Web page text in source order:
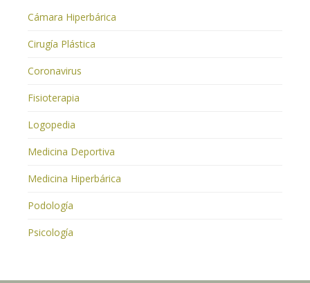
Cámara Hiperbárica
Cirugía Plástica
Coronavirus
Fisioterapia
Logopedia
Medicina Deportiva
Medicina Hiperbárica
Podología
Psicología